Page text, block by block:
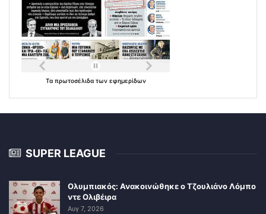
Τα πρωτοσέλιδα των εφημερίδων
SUPER LEAGUE
Ολυμπιακός: Ανακοινώθηκε ο Τζουλιάνο Λόμπο
ντε Ολιβέιρα
Αυγ 7, 2026